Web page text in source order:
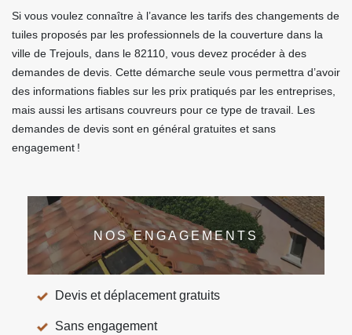
Si vous voulez connaître à l’avance les tarifs des changements de
tuiles proposés par les professionnels de la couverture dans la
ville de Trejouls, dans le 82110, vous devez procéder à des
demandes de devis. Cette démarche seule vous permettra d’avoir
des informations fiables sur les prix pratiqués par les entreprises,
mais aussi les artisans couvreurs pour ce type de travail. Les
demandes de devis sont en général gratuites et sans
engagement !
NOS ENGAGEMENTS
Devis et déplacement gratuits
Sans engagement